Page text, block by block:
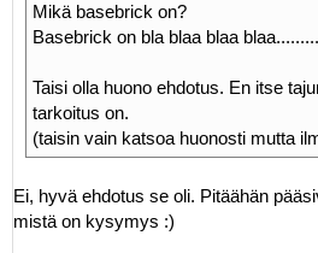
Mikä basebrick on?
Basebrick on bla blaa blaa
Taisi olla huono ehdotus. En itse
tarkoitus on.
(taisin vain katsoa huonosti mutta
Ei, hyvä ehdotus se oli. Pitäähän
mistä on kysymys :)